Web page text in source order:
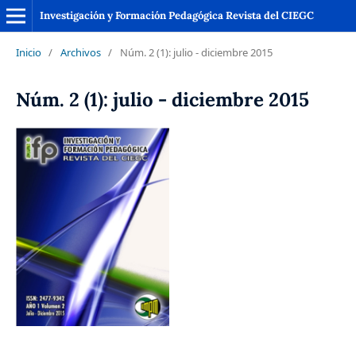
Investigación y Formación Pedagógica Revista del CIEGC
Inicio / Archivos / Núm. 2 (1): julio - diciembre 2015
Núm. 2 (1): julio - diciembre 2015